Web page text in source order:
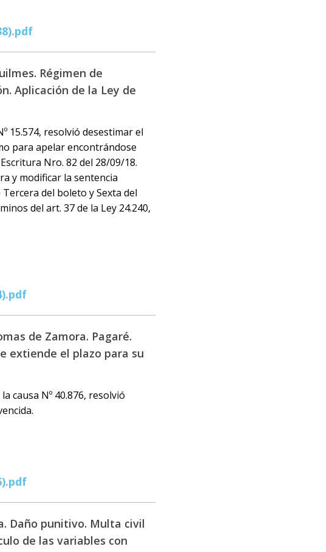
Régimen de
Aplicación de la Ley de
15.574, resolvió desestimar el
para apelar encontrándose
Nro. 82 del 28/09/18.
y modificar la sentencia
del boleto y Sexta del
del art. 37 de la Ley 24.240,
de Zamora. Pagaré.
extiende el plazo para su
causa Nº 40.876, resolvió
Daño punitivo. Multa civil
de las variables con